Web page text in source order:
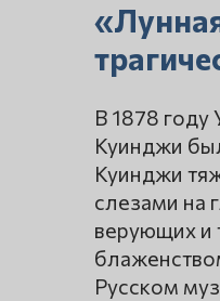
В 1878 году
Куинджи
Куинджи
слезами на
верующих и
Русском